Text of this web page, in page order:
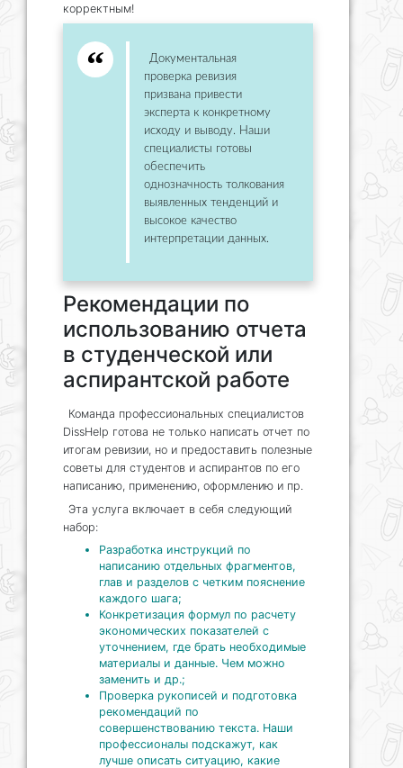
корректным!
Документальная
проверка ревизия
призвана привести
эксперта к конкретному
исходу и выводу. Наши
специалисты готовы
обеспечить
однозначность толкования
выявленных тенденций и
высокое качество
интерпретации данных.
Рекомендации по
использованию отчета
в студенческой или
аспирантской работе
Команда профессиональных специалистов
DissHelp готова не только написать отчет по
итогам ревизии, но и предоставить полезные
советы для студентов и аспирантов по его
написанию, применению, оформлению и пр.
Эта услуга включает в себя следующий
набор:
Разработка инструкций по
написанию отдельных фрагментов,
глав и разделов с четким пояснение
каждого шага;
Конкретизация формул по расчету
экономических показателей с
уточнением, где брать необходимые
материалы и данные. Чем можно
заменить и др.;
Проверка рукописей и подготовка
рекомендаций по
совершенствованию текста. Наши
профессионалы подскажут, как
лучше описать ситуацию, какие